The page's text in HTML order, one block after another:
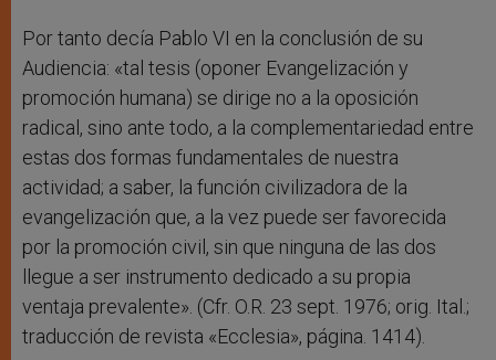
Por tanto decía Pablo VI en la conclusión de su
Audiencia: «tal tesis (oponer Evangelización y
promoción humana) se dirige no a la oposición
radical, sino ante todo, a la complementariedad entre
estas dos formas fundamentales de nuestra
actividad; a saber, la función civilizadora de la
evangelización que, a la vez puede ser favorecida
por la promoción civil, sin que ninguna de las dos
llegue a ser instrumento dedicado a su propia
ventaja prevalente». (Cfr. O.R. 23 sept. 1976; orig. Ital.;
traducción de revista «Ecclesia», página. 1414).